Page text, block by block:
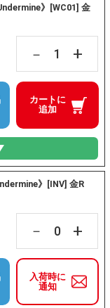
》[WC01] 金
－ +
カートに
追加
》[INV] 金R
－ +
入荷時に
通知